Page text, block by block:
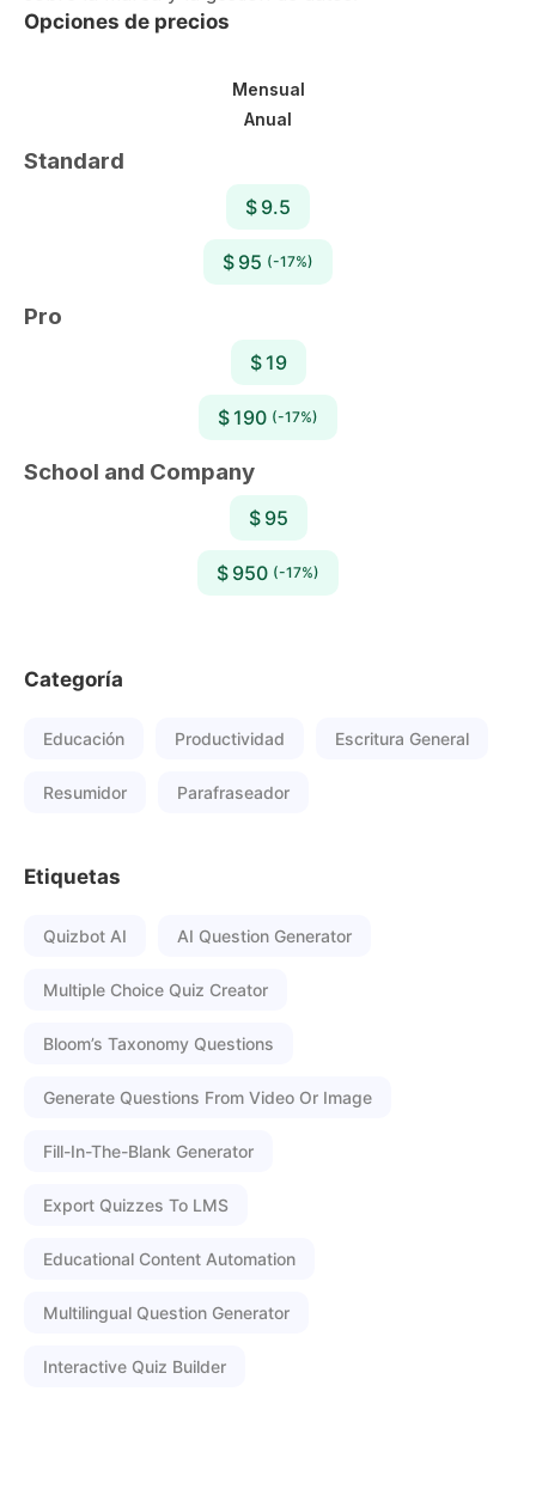
Opciones de precios
Mensual
Anual
Standard
$ 9.5
$ 95 (-17%)
Pro
$ 19
$ 190 (-17%)
School and Company
$ 95
$ 950 (-17%)
Categoría
Educación Productividad Escritura General
Resumidor Parafraseador
Etiquetas
Quizbot AI AI Question Generator
Multiple Choice Quiz Creator
Bloom’s Taxonomy Questions
Generate Questions From Video Or Image
Fill-In-The-Blank Generator
Export Quizzes To LMS
Educational Content Automation
Multilingual Question Generator
Interactive Quiz Builder